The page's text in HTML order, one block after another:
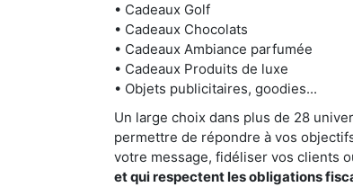
• Cadeaux Golf
• Cadeaux Chocolats
• Cadeaux Ambiance parfumée
• Cadeaux Produits de luxe
• Objets publicitaires, goodies...
Un large choix dans plus de 28
permettre de répondre à vos
votre message, fidéliser vos clients
et qui respectent les obligations